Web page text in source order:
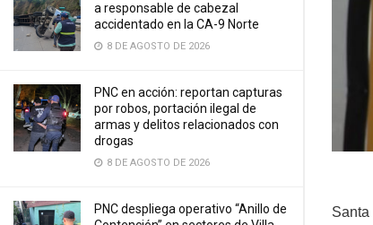
a responsable de cabezal
accidentado en la CA-9 Norte
8 DE AGOSTO DE 2026
PNC en acción: reportan capturas
por robos, portación ilegal de
armas y delitos relacionados con
drogas
8 DE AGOSTO DE 2026
PNC despliega operativo “Anillo de